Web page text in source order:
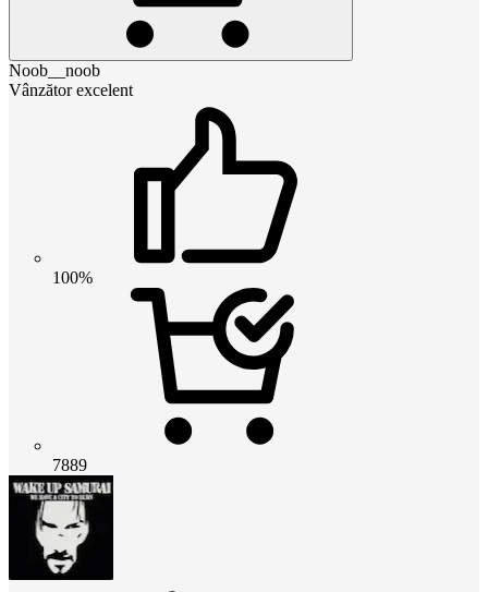
Noob__noob
Vânzător excelent
100%
7889